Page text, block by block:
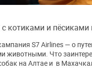
с котиками и
S7 Airlines — о
животными. Что
на Алтае и в